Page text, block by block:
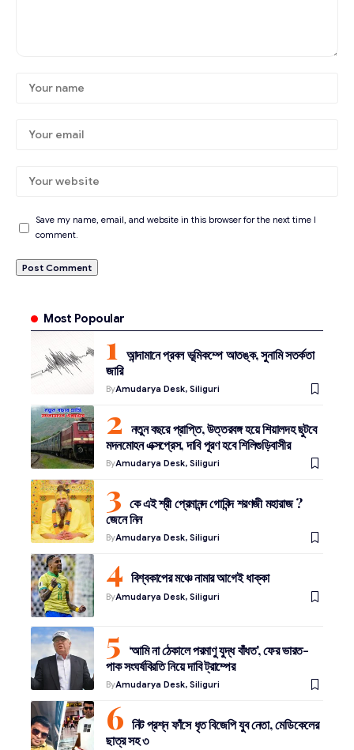
Save my name, email, and website in this browser for the next time I
comment.
Most Popoular
আন্দামানে প্রবল ভূমিকম্পে আতঙ্ক, সুনামি সতর্কতা
জারি
ByAmudarya Desk, Siliguri
নতুন বছরে প্রাপ্তি, উত্তরবঙ্গ হয়ে শিয়ালদহ ছুটবে
মদনমোহন এক্সপ্রেস, দাবি পূরণ হবে শিলিগুড়িবাসীর
ByAmudarya Desk, Siliguri
কে এই শ্রী প্রেমানন্দ গোবিন্দ শরণজী মহারাজ ?
জেনে নিন
ByAmudarya Desk, Siliguri
বিশ্বকাপের মঞ্চে নামার আগেই ধাক্কা
ByAmudarya Desk, Siliguri
‘আমি না ঠেকালে পরমাণু যুদ্ধ বাঁধত’, ফের ভারত-
পাক সংঘর্ষবিরতি নিয়ে দাবি ট্রাম্পের
ByAmudarya Desk, Siliguri
নিট প্রশ্ন ফাঁসে ধৃত বিজেপি যুব নেতা, মেডিকেলের
ছাত্র সহ ৩